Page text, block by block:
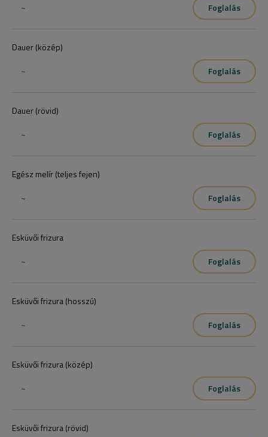
~
Foglalás
Dauer (közép)
~
Foglalás
Dauer (rövid)
~
Foglalás
Egész melír (teljes fejen)
~
Foglalás
Esküvői frizura
~
Foglalás
Esküvői frizura (hosszú)
~
Foglalás
Esküvői frizura (közép)
~
Foglalás
Esküvői frizura (rövid)